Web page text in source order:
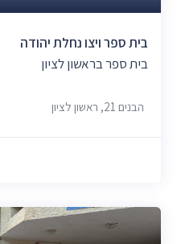
בית ספר ויצו נחלת יהודה
בית ספר בראשון לציון
הבנים 21, ראשון לציון